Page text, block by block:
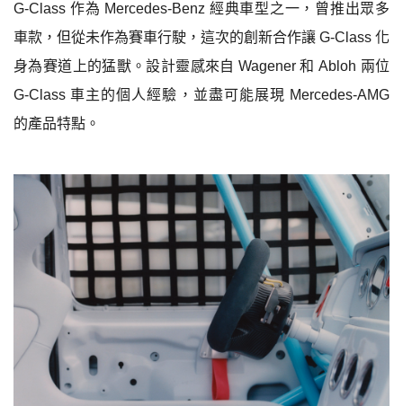
G-Class 作為 Mercedes-Benz 經典車型之一，曾推出眾多
車款，但從未作為賽車行駛，這次的創新合作讓 G-Class 化
身為賽道上的猛獸。設計靈感來自 Wagener和 Abloh 兩位
G-Class車主的個人經驗，並盡可能展現 Mercedes-AMG
的產品特點。